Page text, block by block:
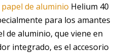
papel de aluminio Helium 40
para los amantes
de aluminio, que viene en
integrado, es el accesorio